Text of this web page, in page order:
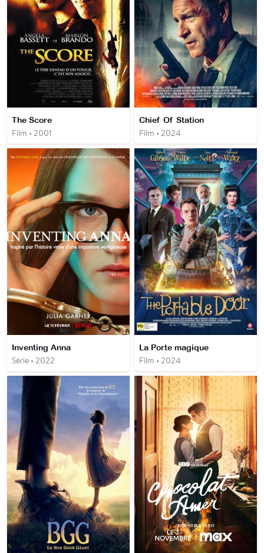
The Score
Film • 2001
Chief Of Station
Film • 2024
Inventing Anna
Série • 2022
La Porte magique
Film • 2024